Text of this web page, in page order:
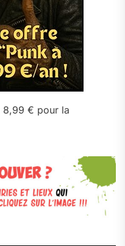
8,99 € pour la